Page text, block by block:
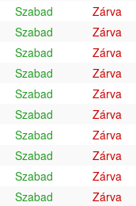
Szabad
Zárva
Szabad
Zárva
Szabad
Zárva
Szabad
Zárva
Szabad
Zárva
Szabad
Zárva
Szabad
Zárva
Szabad
Zárva
Szabad
Zárva
Szabad
Zárva